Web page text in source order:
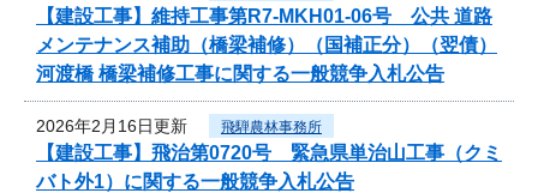
【建設工事】維持工事第R7-MKH01-06号 公共 道路
メンテナンス補助（橋梁補修）（国補正分）（翌債）
河渡橋 橋梁補修工事に関する一般競争入札公告
2026年2月16日更新 飛騨農林事務所
【建設工事】飛治第0720号 緊急県単治山工事（クミ
バト外1）に関する一般競争入札公告